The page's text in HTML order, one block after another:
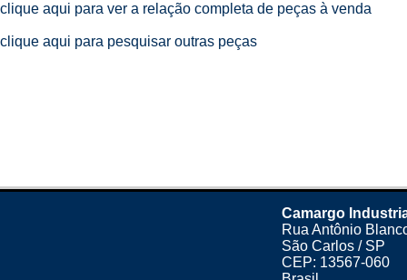
clique aqui para ver a relação completa de peças à venda
clique aqui para pesquisar outras peças
Camargo
Rua Antônio
São Carlos / SP
CEP: 13567-060